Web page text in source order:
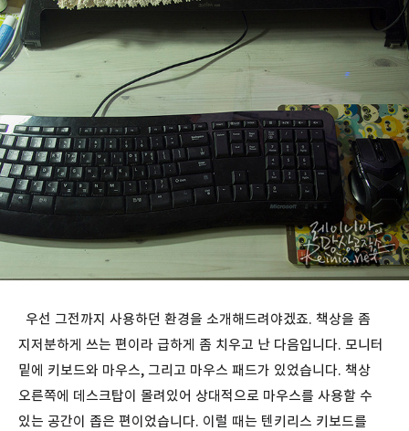
우선 그전까지 사용하던 환경을 소개해드려야겠죠. 책상을 좀
지저분하게 쓰는 편이라 급하게 좀 치우고 난 다음입니다. 모니터
밑에 키보드와 마우스, 그리고 마우스 패드가 있었습니다. 책상
오른쪽에 데스크탑이 몰려있어 상대적으로 마우스를 사용할 수
있는 공간이 좁은 편이었습니다. 이럴 때는 텐키리스 키보드를